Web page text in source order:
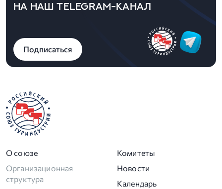
НА НАШ TELEGRAM-КАНАЛ
Подписаться
О союзе
Организационная
структура
Комитеты
Новости
Календарь